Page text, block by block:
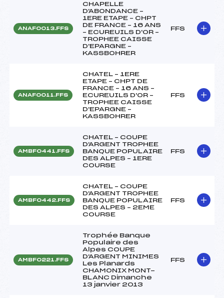
ANAF0013.FFS
CHAPELLE
D'ABONDANCE –
1ERE ETAPE – CHPT
DE FRANCE – 16 ANS
– ECUREUILS D'OR –
TROPHEE CAISSE
D'EPARGNE –
KASSBOHRER
FFS
ANAF0011.FFS
CHATEL – 1ERE
ETAPE – CHPT DE
FRANCE – 16 ANS –
ECUREUILS D'OR –
TROPHEE CAISSE
D'EPARGNE –
KASSBOHRER
FFS
AMBF0441.FFS
CHATEL – COUPE
D'ARGENT TROPHEE
BANQUE POPULAIRE
DES ALPES – 1ERE
COURSE
FFS
AMBF0442.FFS
CHATEL – COUPE
D'ARGENT TROPHEE
BANQUE POPULAIRE
DES ALPES – 2EME
COURSE
FFS
AMBF0221.FFS
Trophée Banque
Populaire des
Alpes COUPE
D'ARGENT MINIMES
Les Planards
CHAMONIX MONT-
BLANC Dimanche
13 janvier 2013
FFS